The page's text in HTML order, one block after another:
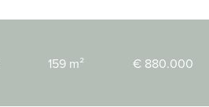
159 m² € 880.000